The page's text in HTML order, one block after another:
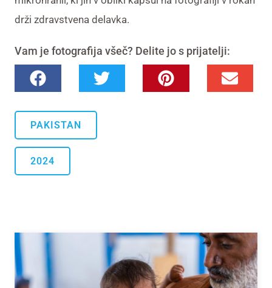
drži zdravstvena delavka.
Vam je fotografija všeč? Delite jo s prijatelji:
PAKISTAN
2024